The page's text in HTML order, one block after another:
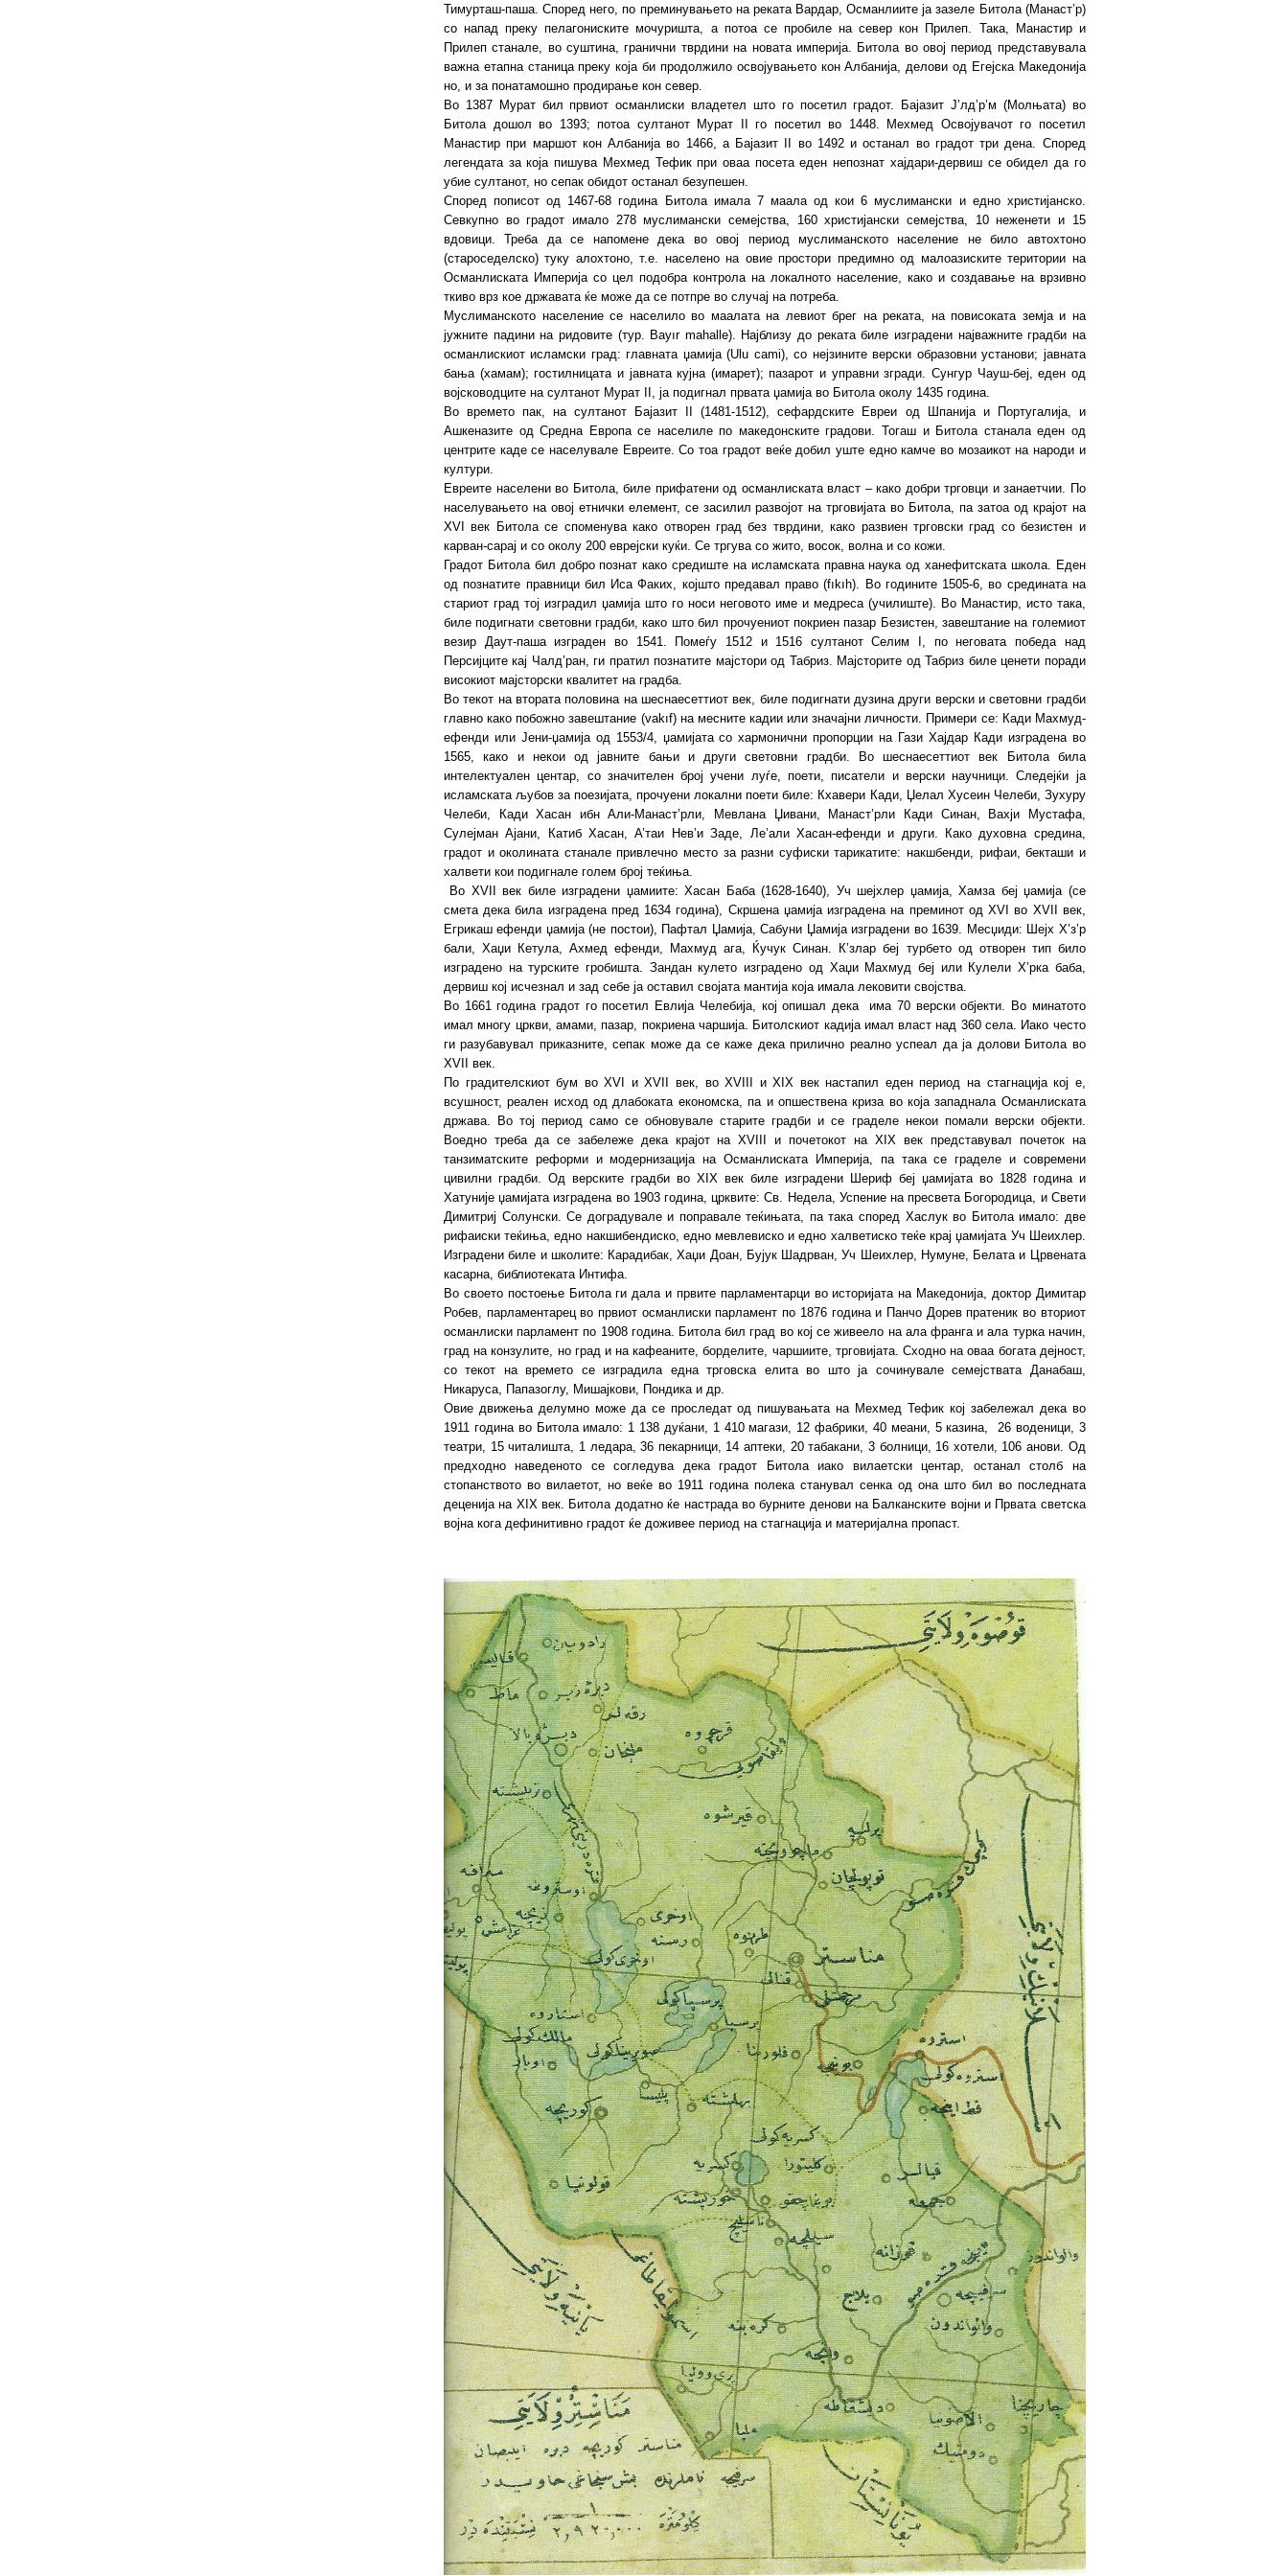
Тимурташ-паша. Според него, по преминувањето на реката Вардар, Османлиите ја зазеле Битола (Манаст’р)
со напад преку пелагониските мочуришта, а потоа се пробиле на север кон Прилеп. Така, Манастир и
Прилеп станале, во суштина, гранични тврдини на новата империја. Битола во овој период представувалa
важна етапна станица преку која би продолжило освојувањето кон Албанија, делови од Егејска Македонија
но, и за понатамошно продирање кон север.
Во 1387 Мурат бил првиот османлиски владетел што го посетил градот. Бајазит Ј’лд’р’м (Молњата) во
Битола дошол во 1393; потоа султанот Мурат II го посетил во 1448. Мехмед Освојувачот го посетил
Манастир при маршот кон Албанија во 1466, а Бајазит II во 1492 и останал во градот три дена. Според
легендата за која пишува Мехмед Тефик при оваа посета еден непознат хајдари-дервиш се обидел да го
убие султанот, но сепак обидот останал безупешен.
Според пописот од 1467-68 година Битола имала 7 маала од кои 6 муслимански и едно христијанско.
Севкупно во градот имало 278 муслимански семејства, 160 христијански семејства, 10 неженети и 15
вдовици. Треба да се напомене дека во овој период муслиманското население не било автохтоно
(староседелско) туку алохтоно, т.е. населено на овие простори предимно од малоазиските територии на
Османлиската Империја со цел подобра контрола на локалното население, како и создавање на врзивно
ткиво врз кое државата ќе може да се потпре во случај на потреба.
Муслиманското население се населило во маалата на левиот брег на реката, на повисоката земја и на
јужните падини на ридовите (тур. Bayır mahalle). Најблизу до реката биле изградени најважните градби на
османлискиот исламски град: главната џамија (Ulu cami), со нејзините верски образовни установи; јавната
бања (хамам); гостилницата и јавната кујна (имарет); пазарот и управни згради. Сунгур Чауш-беј, еден од
војсководците на султанот Мурат II, ја подигнал првата џамија во Битола околу 1435 година.
Во времето пак, на султанот Бајазит II (1481-1512), сефардските Евреи од Шпанија и Португалија, и
Ашкеназите од Средна Европа се населиле по македонските градови. Тогаш и Битола станала еден од
центрите каде се населувале Евреите. Со тоа градот веќе добил уште едно камче во мозаикот на народи и
култури.
Евреите населени во Битола, биле прифатени од османлиската власт – како добри трговци и занаетчии. По
населувањето на овој етнички елемент, се засилил развојот на трговијата во Битола, па затоа од крајот на
XVI век Битола се споменува како отворен град без тврдини, како развиен трговски град со безистен и
карван-сарај и со околу 200 еврејски куќи. Се тргува со жито, восок, волна и со кожи.
Градот Битола бил добро познат како средиште на исламската правна наука од ханефитската школа. Еден
од познатите правници бил Иса Факих, којшто предавал право (fıkıh). Во годините 1505-6, во средината на
стариот град тој изградил џамија што го носи неговото име и медреса (училиште). Во Манастир, исто така,
биле подигнати световни градби, како што бил прочуениот покриен пазар Безистен, завештание на големиот
везир Даут-паша изграден во 1541. Помеѓу 1512 и 1516 султанот Селим I, по неговата победа над
Персијците кај Чалд’ран, ги пратил познатите мајстори од Табриз. Мајсторите од Табриз биле ценети поради
високиот мајсторски квалитет на градба.
Во текот на втората половина на шеснаесеттиот век, биле подигнати дузина други верски и световни градби
главно како побожно завештание (vakıf) на месните кадии или значајни личности. Примери се: Кади Махмуд-
ефенди или Јени-џамија од 1553/4, џамијата со хармонични пропорции на Гази Хајдар Кади изградена во
1565, како и некои од јавните бањи и други световни градби. Во шеснаесеттиот век Битола била
интелектуален центар, со значителен број учени луѓе, поети, писатели и верски научници. Следејќи ја
исламската љубов за поезијата, прочуени локални поети биле: Кхавери Кади, Џелал Хусеин Челеби, Зухуру
Челеби, Кади Хасан ибн Али-Манаст’рли, Мевлана Џивани, Манаст’рли Кади Синан, Вахји Мустафа,
Сулејман Ајани, Катиб Хасан, А’таи Нев’и Заде, Ле’али Хасан-ефенди и други. Како духовна средина,
градот и околината станале привлечно место за разни суфиски тарикатите: накшбенди, рифаи, бекташи и
халвети кои подигнале голем број теќиња.
Во XVII век биле изградени џамиите: Хасан Баба (1628-1640), Уч шејхлер џамија, Хамза беј џамија (се
смета дека била изградена пред 1634 година), Скршена џамија изградена на преминот од XVI во XVII век,
Егрикаш ефенди џамија (не постои), Пафтал Џамија, Сабуни Џамија изградени во 1639. Месџиди: Шејх Х’з’р
бали, Хаџи Кетула, Ахмед ефенди, Махмуд ага, Ќучук Синан. К’злар беј турбето од отворен тип било
изградено на турските гробишта. Зандан кулето изградено од Хаџи Махмуд беј или Кулели Х’рка баба,
дервиш кој исчезнал и зад себе ја оставил својата мантија која имала лековити својства.
Во 1661 година градот го посетил Евлија Челебија, кој опишал дека има 70 верски објекти. Во минатото
имал многу цркви, амами, пазар, покриена чаршија. Битолскиот кадија имал власт над 360 села. Иако често
ги разубавувал приказните, сепак може да се каже дека прилично реално успеал да ја долови Битола во
XVII век.
По градителскиот бум во XVI и XVII век, во XVIII и XIX век настапил еден период на стагнација кој е,
всушност, реален исход од длабоката економска, па и опшествена криза во која западнала Османлиската
држава. Во тој период само се обновувале старите градби и се граделе некои помали верски објекти.
Воедно треба да се забележе дека крајот на XVIII и почетокот на XIX век представувал почеток на
танзиматските реформи и модернизација на Османлиската Империја, па така се граделе и современи
цивилни градби. Од верските градби во XIX век биле изградени Шериф беј џамијата во 1828 година и
Хатуније џамијата изградена во 1903 година, црквите: Св. Недела, Успение на пресвета Богородица, и Свети
Димитриј Солунски. Се доградувале и поправале теќињата, па така според Хаслук во Битола имало: две
рифаиски теќиња, едно накшибендиско, едно мевлевиско и едно халветиско теќе крај џамијата Уч Шеихлер.
Изградени биле и школите: Карадибак, Хаџи Доан, Бујук Шадрван, Уч Шеихлер, Нумуне, Белата и Црвената
касарна, библиотеката Интифа.
Во своетo постоење Битола ги дала и првите парламентарци во историјата на Македонија, доктор Димитар
Робев, парламентарец во првиот османлиски парламент по 1876 година и Панчо Дорев пратеник во вториот
османлиски парламент по 1908 година. Битола бил град во кој се живеело на ала франга и ала турка начин,
град на конзулите, но град и на кафеаните, борделите, чаршиите, трговијата. Сходно на оваа богата дејност,
со текот на времето се изградила една трговска елита во што ја сочинувале семејствата Данабаш,
Никаруса, Папазоглу, Мишајкови, Пондика и др.
Овие движења делумно може да се проследат од пишувањата на Мехмед Тефик кој забележал дека во
1911 година во Битола имало: 1 138 дуќани, 1 410 магази, 12 фабрики, 40 меани, 5 казина, 26 воденици, 3
театри, 15 читалишта, 1 ледара, 36 пекарници, 14 аптеки, 20 табакани, 3 болници, 16 хотели, 106 анови. Од
предходно наведеното се согледува дека градот Битола иако вилаетски центар, останал столб на
стопанството во вилаетот, но веќе во 1911 година полека станувал сенка од она што бил во последната
деценија на XIX век. Битола додатно ќе настрада во бурните денови на Балканските војни и Првата светска
војна кога дефинитивно градот ќе доживее период на стагнација и материјална пропаст.